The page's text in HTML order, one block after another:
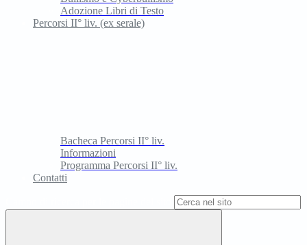
Adozione Libri di Testo
Percorsi II° liv. (ex serale)
Bacheca Percorsi II° liv.
Informazioni
Programma Percorsi II° liv.
Contatti